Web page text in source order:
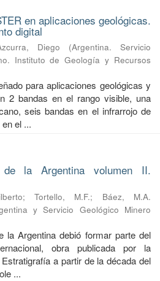
en aplicaciones geológicas.
digital
Diego (Argentina. Servicio
Instituto de Geología y Recursos
para aplicaciones geológicas y
2 bandas en el rango visible, una
seis bandas en el infrarrojo de
el ...
de la Argentina volumen II.
;Tortello, M.F.; Báez, M.A.
y Servicio Geológico Minero
la Argentina debió formar parte del
obra publicada por la
a partir de la década del
...